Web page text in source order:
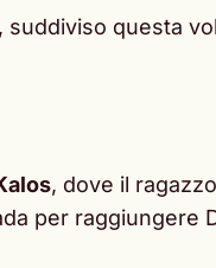
, suddiviso questa
, dove il
per raggiungere